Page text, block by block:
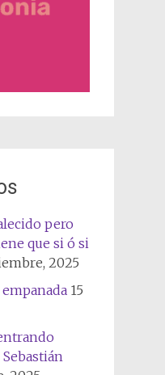
pero
que si ó si
2025
15